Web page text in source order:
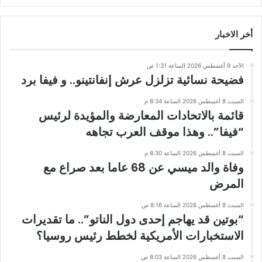
أخر الاخبار
الأحد 9 أغسطس 2026 الساعة 1:31 ص
فضيحة نسائية تزلزل عرش إنفانتينو.. و فيفا برد
السبت 8 أغسطس 2026 الساعة 8:34 م
قائمة بالاتحادات المعارضة والمؤيدة لرئيس
“فيفا”.. وهذا موقف العرب تجاهه
السبت 8 أغسطس 2026 الساعة 8:30 م
وفاة والد ميسي عن 68 عاما بعد صراع مع
المرض
السبت 8 أغسطس 2026 الساعة 8:16 ص
“بوتين قد يهاجم إحدى دول الناتو”.. ما تقديرات
الاستخبارات الأمريكية لخطط رئيس روسيا؟
السبت 8 أغسطس 2026 الساعة 8:03 ص